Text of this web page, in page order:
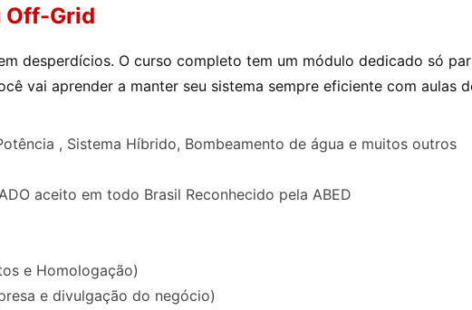
Off-Grid
desperdícios. O curso completo tem um módulo dedicado só
vai aprender a manter seu sistema sempre eficiente com aulas
, Sistema Híbrido, Bombeamento de água e muitos outros
aceito em todo Brasil Reconhecido pela ABED
e Homologação)
e divulgação do negócio)